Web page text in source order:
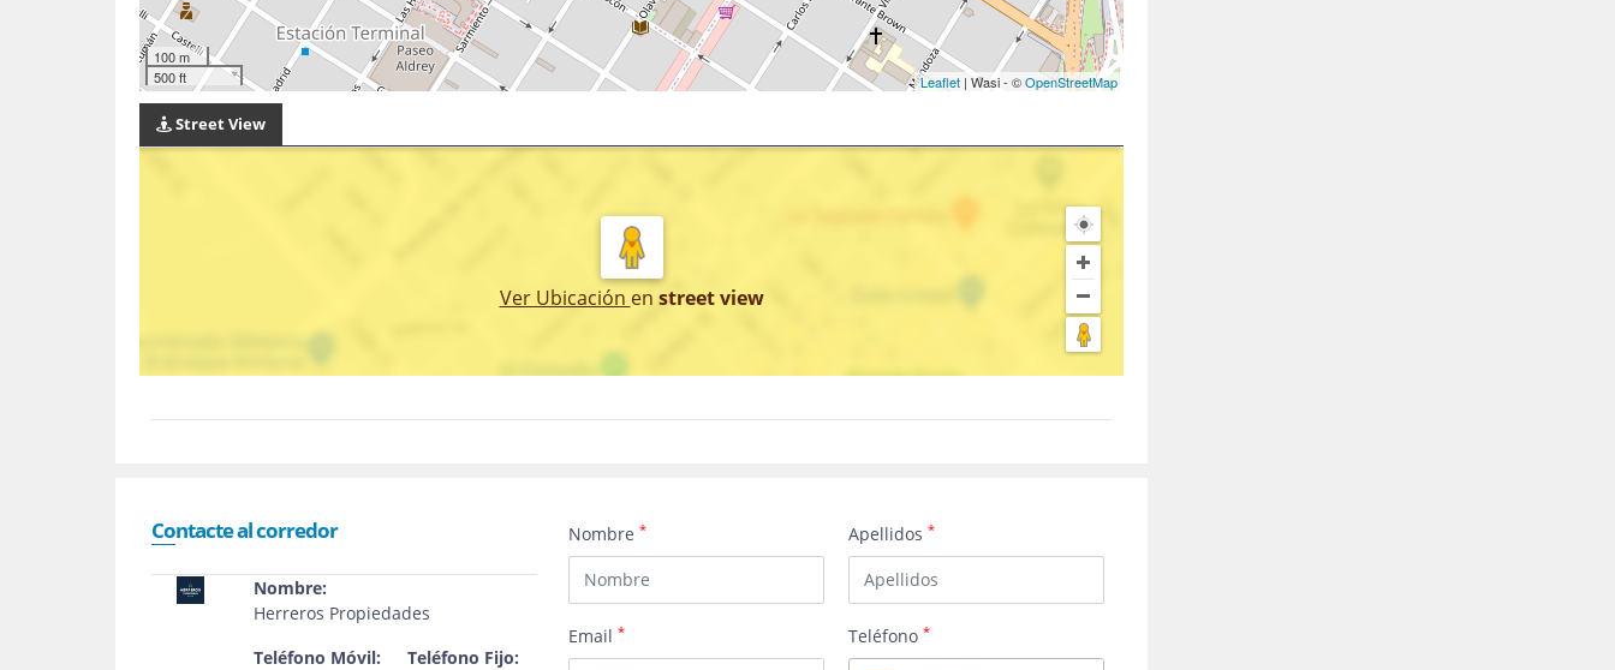
100 m
500 ft
Leaflet | Wasi - ©OpenStreetMap
Street View
Ver Ubicación en street view
Contacte al corredor
Nombre:
Herreros Propiedades
Teléfono Móvil:
Teléfono Fijo:
Nombre* Apellidos*
Email* Teléfono*